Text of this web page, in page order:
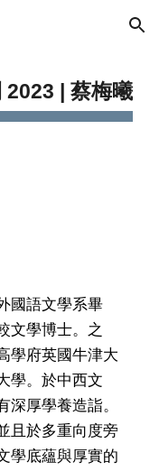
Skip to navigation
2023 | 蔡梅曦
國語文學系畢
文學博士。之
學府英國牛津大
學。於中西文
厚學養造詣。
且於多重向度旁
學底蘊與厚實的